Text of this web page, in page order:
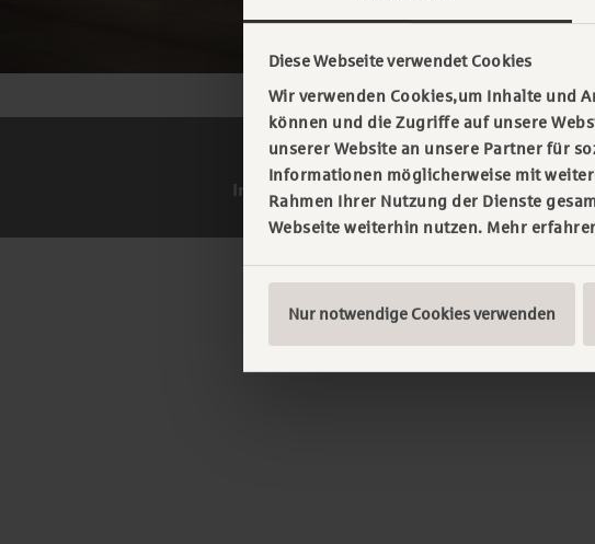
Diese Webseite verwendet Cookies
Wir verwenden Cookies,um Inhalte und
können und die Zugriffe auf unsere
unserer Website an unsere Partner für
Informationen möglicherweise mit
Rahmen Ihrer Nutzung der Dienste
Webseite weiterhin nutzen. Mehr
Nur notwendige Cookies verwenden
Impressum IT-Sicherheit Datenschutz